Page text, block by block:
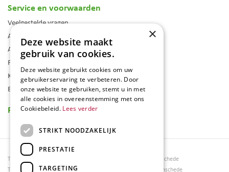
Service en voorwaarden
Veelgestelde vragen
Algemene voorwaarden
Assortiment
Folder
Klantenkaart
Blog
Reviews
Tuincentrum Borghuis
Tuinmeubels
Tuinmeubels Enschede
Tuinmeubelen Enschede
×
Deze website maakt
gebruik van cookies.
Deze website gebruikt cookies om uw
gebruikerservaring te verbeteren. Door
onze website te gebruiken, stemt u in met
alle cookies in overeenstemming met ons
Cookiebeleid. Lees verder
STRIKT NOODZAKELIJK
PRESTATIE
TARGETING